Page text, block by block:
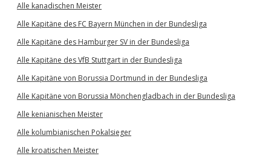
Alle kanadischen Meister
Alle Kapitäne des FC Bayern München in der Bundesliga
Alle Kapitäne des Hamburger SV in der Bundesliga
Alle Kapitäne des VfB Stuttgart in der Bundesliga
Alle Kapitäne von Borussia Dortmund in der Bundesliga
Alle Kapitäne von Borussia Mönchengladbach in der Bundesliga
Alle kenianischen Meister
Alle kolumbianischen Pokalsieger
Alle kroatischen Meister